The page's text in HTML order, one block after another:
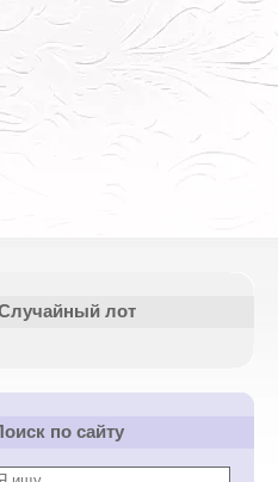
лот
по сайту